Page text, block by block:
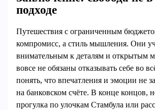
подходе
Путешествия с ограниченным
компромисс, а стиль мышления. Они
внимательным к деталям и открытым
вовсе не обязаны отказывать себе во
понять, что впечатления и эмоции не
на банковском счёте. В конце концов,
прогулка по улочкам Стамбула или